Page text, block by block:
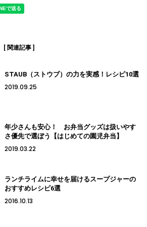
[ 関連記事 ]
STAUB（ストウブ）の力を実感！レシピ10選
2019.09.25
年少さんも安心！ お弁当グッズは扱いやす
さ優先で選ぼう【はじめての園児弁当】
2019.03.22
ランチライムに幸せを届けるスープジャーの
おすすめレシピ6選
2016.10.13